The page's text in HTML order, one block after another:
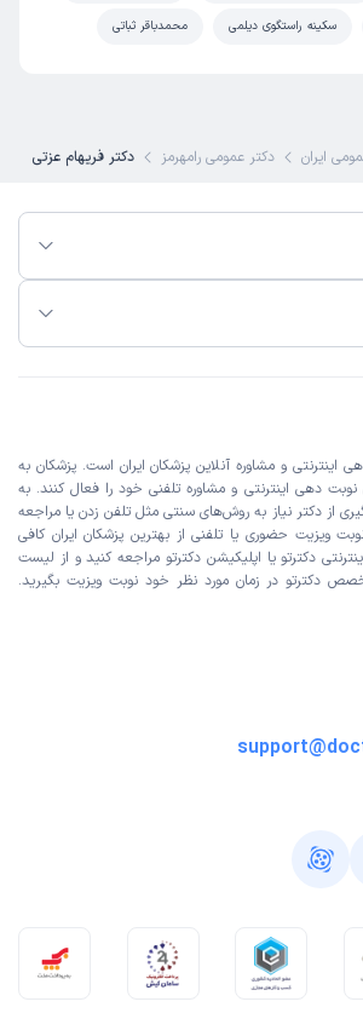
سکینه راستگوی دیلمی محمدباقر ثباتی
ایران دکتر عمومی رامهرمز دکتر فریهام عزتی
اینترنتی و مشاوره آنلاین پزشکان ایران است. پزشکان به
نوبت دهی اینترنتی و مشاوره تلفنی خود را فعال کنند. به
از دکتر نیاز به روش‌های سنتی مثل تلفن زدن یا مراجعه
ویزیت حضوری یا تلفنی از بهترین پزشکان ایران کافی
دکترتو یا اپلیکیشن دکترتو مراجعه کنید و از لیست
دکترتو در زمان مورد نظر خود نوبت ویزیت بگیرید.